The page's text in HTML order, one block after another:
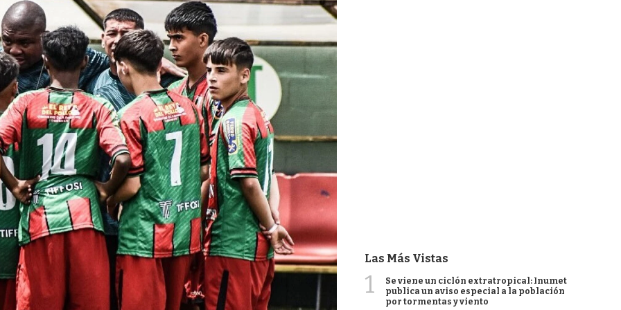
Las Más Vistas
1
Se viene un ciclón extratropical: Inumet
publica un aviso especial a la población
por tormentas y viento